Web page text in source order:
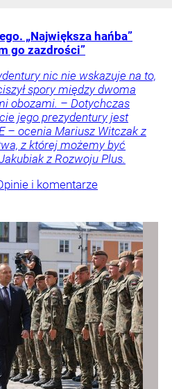
„Największa hańba”
go zazdrości”
nic nie wskazuje na to,
spory między dwoma
obozami. – Dotychczas
jego prezydentury jest
– ocenia Mariusz Witczak z
z której możemy być
z Rozwoju Plus.
i komentarze